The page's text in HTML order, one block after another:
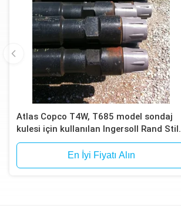
Atlas Copco T4W, T685 model sondaj
kulesi için kullanılan Ingersoll Rand Stili
DTH Sondaj Borusu
En İyi Fiyatı Alın